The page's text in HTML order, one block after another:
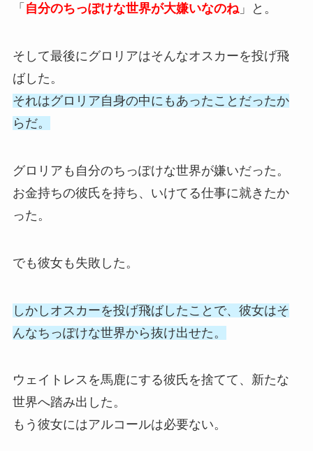
「 自分のちっぽけな世界が大嫌いなのね」と。
そして最後にグロリアはそんなオスカーを投げ飛
ばした。
それはグロリア自身の中にもあったことだったか
らだ。
グロリアも自分のちっぽけな世界が嫌いだった。
お金持ちの彼氏を持ち、いけてる仕事に就きたか
った。
でも彼女も失敗した。
しかしオスカーを投げ飛ばしたことで、彼女はそ
んなちっぽけな世界から抜け出せた。
ウェイトレスを馬鹿にする彼氏を捨てて、新たな
世界へ踏み出した。
もう彼女にはアルコールは必要ない。